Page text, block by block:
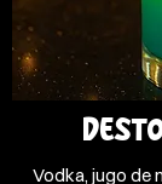
Vodka, jugo de